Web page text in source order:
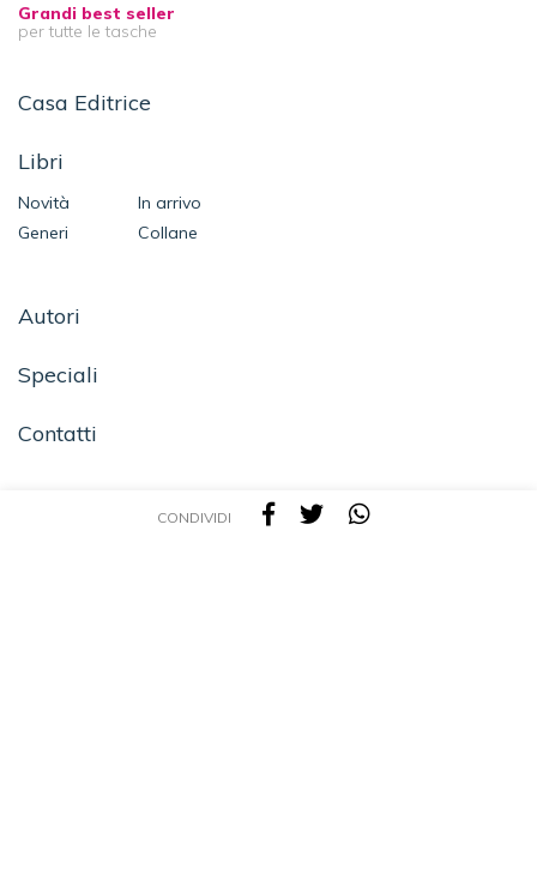
CONDIVIDI
Grandi best seller
per tutte le tasche
Casa Editrice
Libri
Novità
In arrivo
Generi
Collane
Autori
Speciali
Contatti